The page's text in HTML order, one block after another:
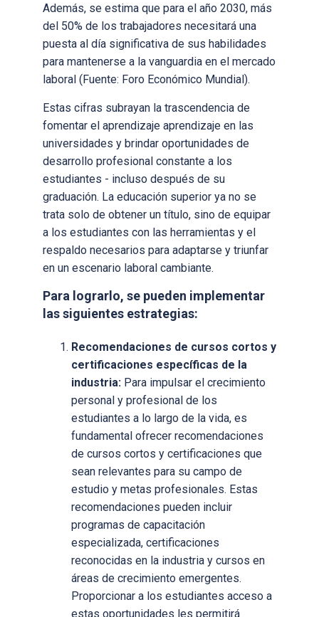
Además, se estima que para el año 2030, más
del 50% de los trabajadores necesitará una
puesta al día significativa de sus habilidades
para mantenerse a la vanguardia en el mercado
laboral (Fuente: Foro Económico Mundial).
Estas cifras subrayan la trascendencia de
fomentar el aprendizaje aprendizaje en las
universidades y brindar oportunidades de
desarrollo profesional constante a los
estudiantes - incluso después de su
graduación. La educación superior ya no se
trata solo de obtener un título, sino de equipar
a los estudiantes con las herramientas y el
respaldo necesarios para adaptarse y triunfar
en un escenario laboral cambiante.
Para lograrlo, se pueden implementar
las siguientes estrategias:
Recomendaciones de cursos cortos y
certificaciones específicas de la
industria: Para impulsar el crecimiento
personal y profesional de los
estudiantes a lo largo de la vida, es
fundamental ofrecer recomendaciones
de cursos cortos y certificaciones que
sean relevantes para su campo de
estudio y metas profesionales. Estas
recomendaciones pueden incluir
programas de capacitación
especializada, certificaciones
reconocidas en la industria y cursos en
áreas de crecimiento emergentes.
Proporcionar a los estudiantes acceso a
estas oportunidades les permitirá